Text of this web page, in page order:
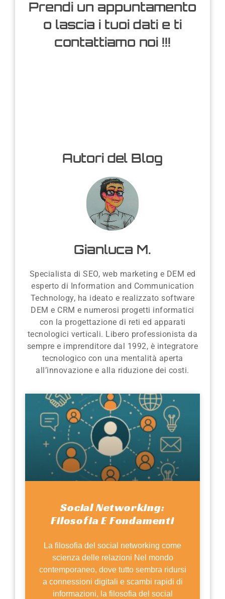
Prendi un appuntamento
o lascia i tuoi dati e ti
contattiamo noi !!!
Autori del Blog
Gianluca M.
Specialista di SEO, web marketing e DEM ed
esperto di Information and Communication
Technology, ha ideato e realizzato software
DEM e CRM e numerosi progetti informatici
con la progettazione di reti ed apparati
tecnologici verticali. Libero professionista da
sempre e imprenditore dal 1992, è integratore
tecnologico con una mentalità aperta
all’innovazione e alla riduzione dei costi.
Social Networking:
Filosofia E Fondamenti
La filosofia del social networking come
scienza delle relazioni Nel mondo
contemporaneo, dove tutto sembra ridursi
a connessioni digitali e scambi rapidi di
informazioni, la filosofia del social